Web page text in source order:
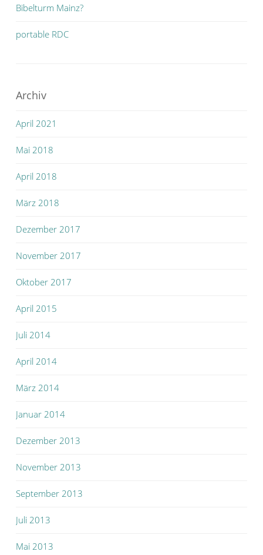
Bibelturm Mainz?
portable RDC
Archiv
April 2021
Mai 2018
April 2018
März 2018
Dezember 2017
November 2017
Oktober 2017
April 2015
Juli 2014
April 2014
März 2014
Januar 2014
Dezember 2013
November 2013
September 2013
Juli 2013
Mai 2013